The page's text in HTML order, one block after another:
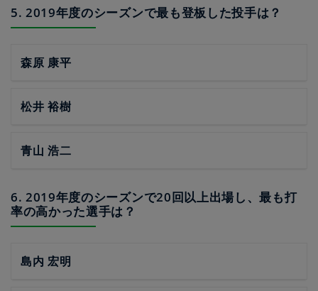
5. 2019年度のシーズンで最も登板した投手は？
森原 康平
松井 裕樹
青山 浩二
6. 2019年度のシーズンで20回以上出場し、最も打
率の高かった選手は？
島内 宏明